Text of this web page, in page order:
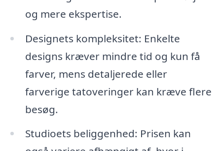
og mere ekspertise.
Designets kompleksitet: Enkelte
designs kræver mindre tid og kun få
farver, mens detaljerede eller
farverige tatoveringer kan kræve flere
besøg.
Studioets beliggenhed: Prisen kan